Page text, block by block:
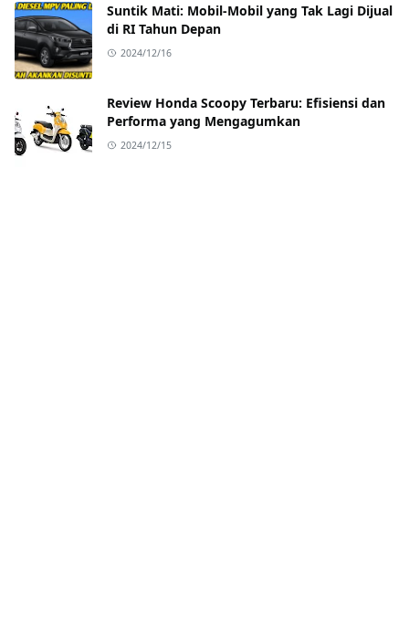
Suntik Mati: Mobil-Mobil yang Tak Lagi Dijual
di RI Tahun Depan
2024/12/16
Review Honda Scoopy Terbaru: Efisiensi dan
Performa yang Mengagumkan
2024/12/15